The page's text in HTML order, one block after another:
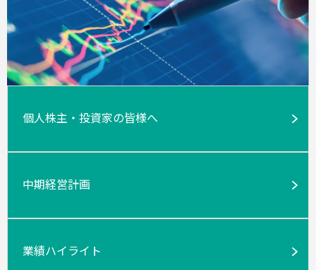
個人株主・投資家の皆様へ
中期経営計画
業績ハイライト